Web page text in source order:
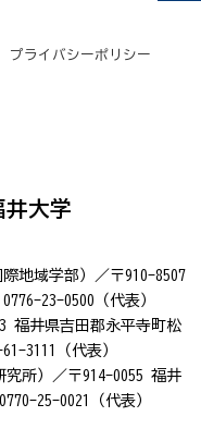
プライバシーポリシー
井大学
地域学部）／〒910-8507
23-0500（代表）
福井県吉田郡永平寺町松
3111（代表）
究所）／〒914-0055 福井
25-0021（代表）